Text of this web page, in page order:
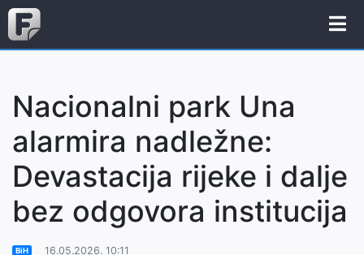
Nacionalni park Una
alarmira nadležne:
Devastacija rijeke i dalje
bez odgovora institucija
BiH 16.05.2026. 10:11